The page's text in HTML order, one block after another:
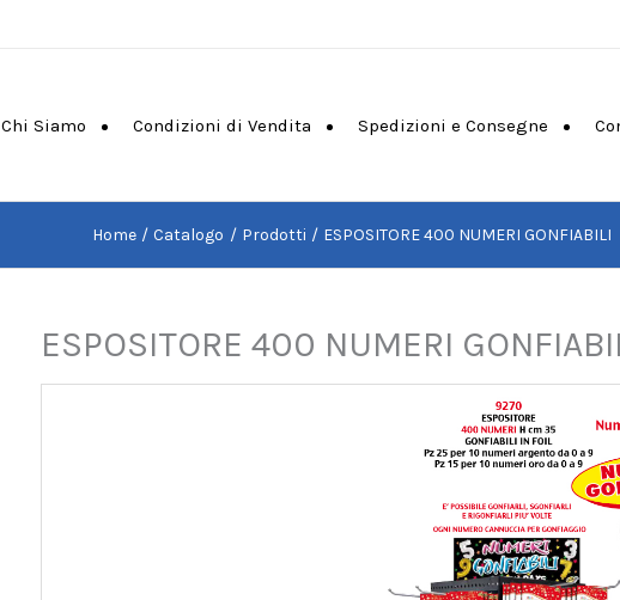
Chi Siamo Condizioni di Vendita Spedizioni e Consegne
Home Catalogo Prodotti ESPOSITORE 400 NUMERI GONFIABILI
ESPOSITORE 400 NUMERI